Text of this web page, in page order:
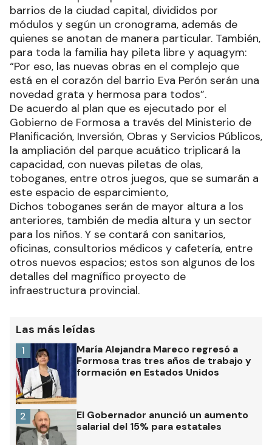
barrios de la ciudad capital, divididos por
módulos y según un cronograma, además de
quienes se anotan de manera particular. También,
para toda la familia hay pileta libre y aquagym:
“Por eso, las nuevas obras en el complejo que
está en el corazón del barrio Eva Perón serán una
novedad grata y hermosa para todos”.
De acuerdo al plan que es ejecutado por el
Gobierno de Formosa a través del Ministerio de
Planificación, Inversión, Obras y Servicios Públicos,
la ampliación del parque acuático triplicará la
capacidad, con nuevas piletas de olas,
toboganes, entre otros juegos, que se sumarán a
este espacio de esparcimiento,
Dichos toboganes serán de mayor altura a los
anteriores, también de media altura y un sector
para los niños. Y se contará con sanitarios,
oficinas, consultorios médicos y cafetería, entre
otros nuevos espacios; estos son algunos de los
detalles del magnífico proyecto de
infraestructura provincial.
Las más leídas
María Alejandra Mareco regresó a
Formosa tras tres años de trabajo y
formación en Estados Unidos
1
El Gobernador anunció un aumento
salarial del 15% para estatales
2